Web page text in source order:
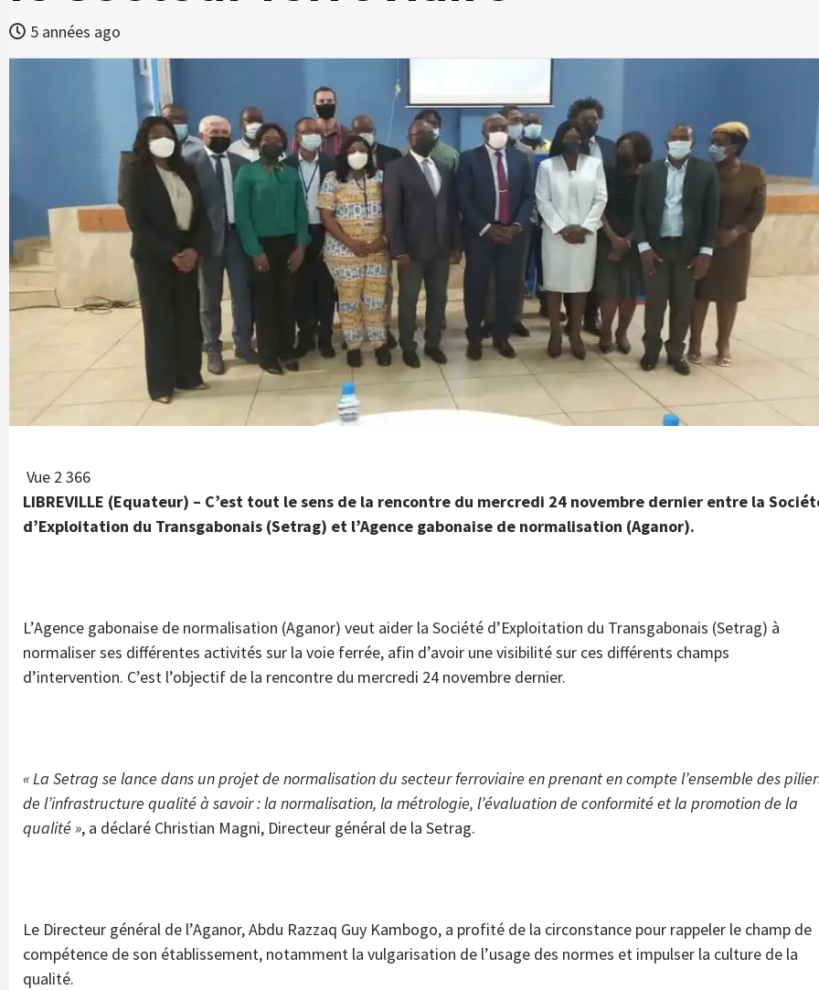
5 années ago
Vue 2 366
LIBREVILLE (Equateur) – C’est tout le sens de la rencontre du mercredi 24 novembre dernier entre la
d’Exploitation du Transgabonais (Setrag) et l’Agence gabonaise de normalisation (Aganor).
L’Agence gabonaise de normalisation (Aganor) veut aider la Société d’Exploitation du Transgabonais (Setrag) à
normaliser ses différentes activités sur la voie ferrée, afin d’avoir une visibilité sur ces différents champs
d’intervention. C’est l’objectif de la rencontre du mercredi 24 novembre dernier.
« La Setrag se lance dans un projet de normalisation du secteur ferroviaire en prenant en compte l’ensemble des
de l’infrastructure qualité à savoir : la normalisation, la métrologie, l’évaluation de conformité et la promotion de la
qualité », a déclaré Christian Magni, Directeur général de la Setrag.
Le Directeur général de l’Aganor, Abdu Razzaq Guy Kambogo, a profité de la circonstance pour rappeler le champ de
compétence de son établissement, notamment la vulgarisation de l’usage des normes et impulser la culture de la
qualité.